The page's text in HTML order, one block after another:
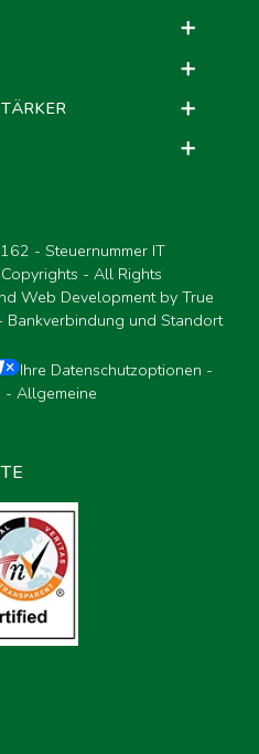
- Steuernummer IT
- All Rights
Web Development by True
Bankverbindung und Standort
Ihre Datenschutzoptionen -
- Allgemeine